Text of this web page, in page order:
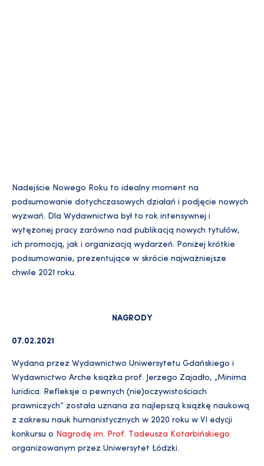
Nadejście Nowego Roku to idealny moment na
podsumowanie dotychczasowych działań i podjęcie nowych
wyzwań. Dla Wydawnictwa był to rok intensywnej i
wytężonej pracy zarówno nad publikacją nowych tytułów,
ich promocją, jak i organizacją wydarzeń. Poniżej krótkie
podsumowanie, prezentujące w skrócie najważniejsze
chwile 2021 roku.
NAGRODY
07.02.2021
Wydana przez Wydawnictwo Uniwersytetu Gdańskiego i
Wydawnictwo Arche książka prof. Jerzego Zajadło, „Minima
luridica. Refleksje o pewnych (nie)oczywistościach
prawniczych” została uznana za najlepszą książkę naukową
z zakresu nauk humanistycznych w 2020 roku w VI edycji
konkursu o Nagrodę im. Prof. Tadeusza Kotarbińskiego
organizowanym przez Uniwersytet Łódzki.